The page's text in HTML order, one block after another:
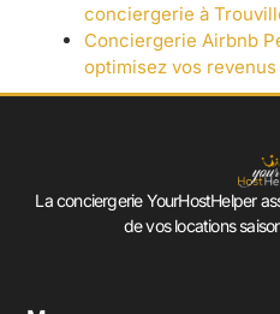
conciergerie à
Conciergerie Airbnb
optimisez vos
La conciergerie YourHostHelper
de vos locations